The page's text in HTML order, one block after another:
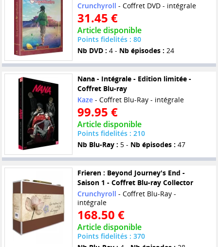
Crunchyroll - Coffret DVD - intégrale
31.45 €
Article disponible
Points fidelités : 80
Nb DVD : 4 - Nb épisodes : 24
Nana - Intégrale - Edition limitée -
Coffret Blu-ray
Kaze- Coffret Blu-Ray - intégrale
99.95 €
Article disponible
Points fidelités : 210
Nb Blu-Ray : 5 - Nb épisodes : 47
Frieren : Beyond Journey's End -
Saison 1 - Coffret Blu-ray Collector
Crunchyroll - Coffret Blu-Ray -
intégrale
168.50 €
Article disponible
Points fidelités : 370